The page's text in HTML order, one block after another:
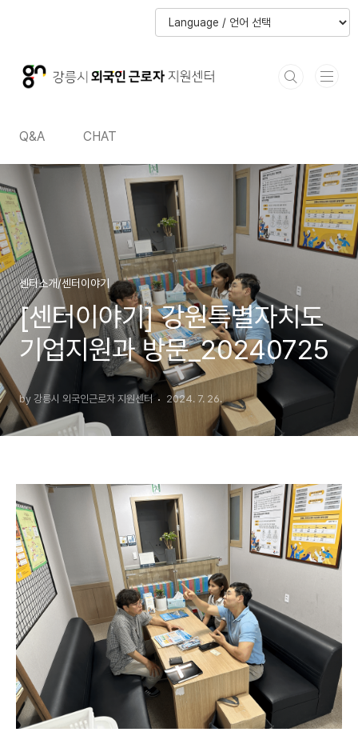
Q&A CHAT
센터소개/센터이야기
[센터이야기] 강원특별자치도
기업지원과 방문_20240725
by 강릉시 외국인근로자 지원센터 2024. 7. 26.